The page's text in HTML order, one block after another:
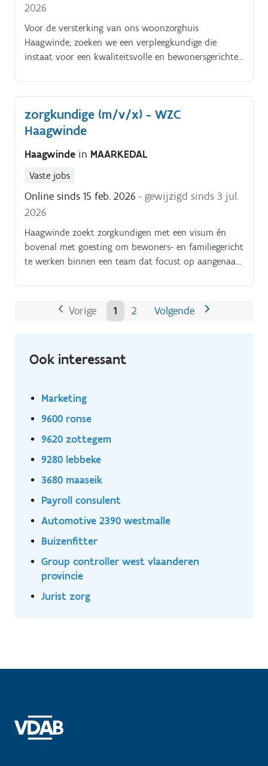
2026
Voor de versterking van ons woonzorghuis
Haagwinde, zoeken we een verpleegkundige die
instaat voor een kwaliteitsvolle en bewonersgerichte
5/basisverpleegkundige) of bachelor verpleegkundige
en bovenal heb je goesting om bewonersgericht te
werken binnen teams die focussen op aangenaam
wonen en leven * Je sterkte zit in het.
zorgkundige (m/v/x) - WZC
Haagwinde
Haagwinde in MAARKEDAL
Vaste jobs
Online sinds 15 feb. 2026 - gewijzigd sinds 3 jul.
2026
Haagwinde zoekt zorgkundigen met een visum én
bovenal met goesting om bewoners- en familiegericht
te werken binnen een team dat focust op aangenaam
Vorige 1 2 Volgende
Ook interessant
Marketing
9600 ronse
9620 zottegem
9280 lebbeke
3680 maaseik
Payroll consulent
Automotive 2390 westmalle
Buizenfitter
Group controller west vlaanderen
provincie
Jurist zorg